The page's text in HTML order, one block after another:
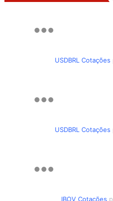
USDBRL Cotações
USDBRL Cotações
IBOV Cotações